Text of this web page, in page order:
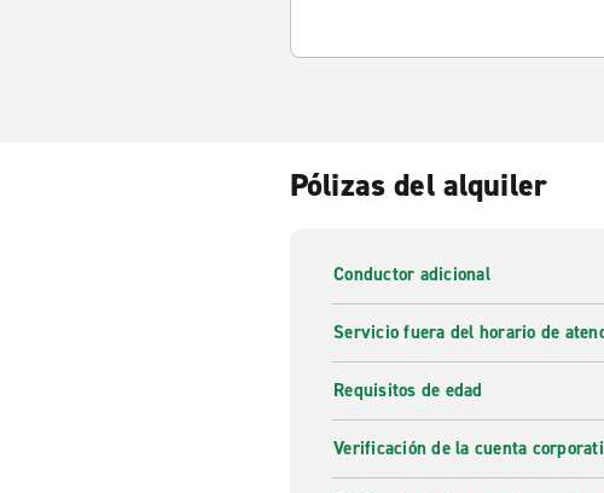
Pólizas del alquiler
Conductor adicional
Servicio fuera del horario de
Requisitos de edad
Verificación de la cuenta